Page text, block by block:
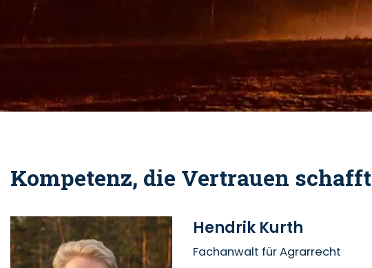
Kompetenz, die Vertrauen schafft
Hendrik Kurth
Fachanwalt für Agrarrecht